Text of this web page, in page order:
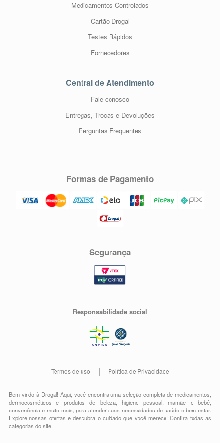
Medicamentos Controlados
Cartão Drogal
Testes Rápidos
Fornecedores
Central de Atendimento
Fale conosco
Entregas, Trocas e Devoluções
Perguntas Frequentes
Formas de Pagamento
Segurança
Responsabilidade social
Termos de uso Política de Privacidade
Bem-vindo à Drogal! Aqui, você encontra uma seleção completa demedicamentos
dermocosméticos e produtos de beleza,higiene pessoal,mamãe e bebê
conveniênciae muito mais, para atender suas necessidades de saúde e bem-estar.
Explore nossas ofertas e descubra o cuidado que você merece!Confira todas as
categorias do site.